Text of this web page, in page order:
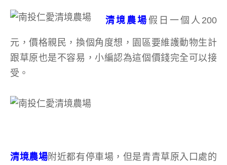
清境農場 假日一個人200
元，價格親民，換個角度想，園區要維護動物生計
跟草原也是不容易，小編認為這個價錢完全可以接
受。
清境農場附近都有停車場，但是青青草原入口處的